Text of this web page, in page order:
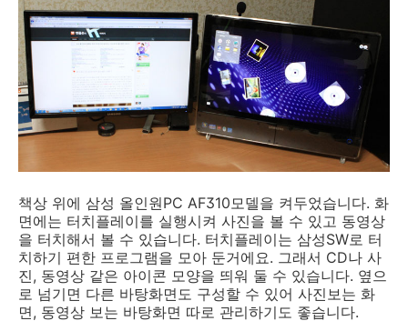
책상 위에 삼성 올인원PC AF310모델을 켜두었습니다. 화
면에는 터치플레이를 실행시켜 사진을 볼 수 있고 동영상
을 터치해서 볼 수 있습니다. 터치플레이는 삼성SW로 터
치하기 편한 프로그램을 모아 둔거에요. 그래서 CD나 사
진, 동영상 같은 아이콘 모양을 띄워 둘 수 있습니다. 옆으
로 넘기면 다른 바탕화면도 구성할 수 있어 사진보는 화
면, 동영상 보는 바탕화면 따로 관리하기도 좋습니다.